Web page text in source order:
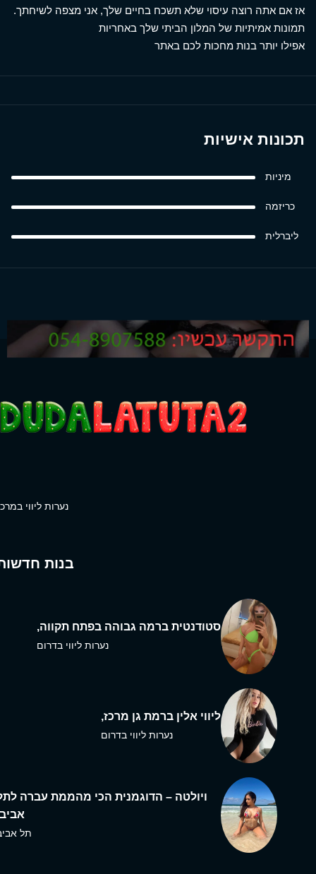
אז אם אתה רוצה עיסוי שלא תשכח בחיים שלך, אני מצפה לשיחתך.
תמונות אמיתיות של המלון הביתי שלך באחריות
אפילו יותר בנות מחכות לכם באתר
תכונות אישיות
מיניות
כריזמה
ליברלית
נערות ליווי
בנות
סטודנטית ברמה גבוהה בפתח תקווה,
נערות ליווי בדרום
ליווי אלין ברמת גן מרכז,
נערות ליווי בדרום
ויולטה – הדוגמנית הכי מהממת עברה
תל